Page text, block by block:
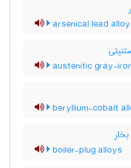
arsenical lead
austenitic gray-
beryllium-cobalt
boiler-plug alloys